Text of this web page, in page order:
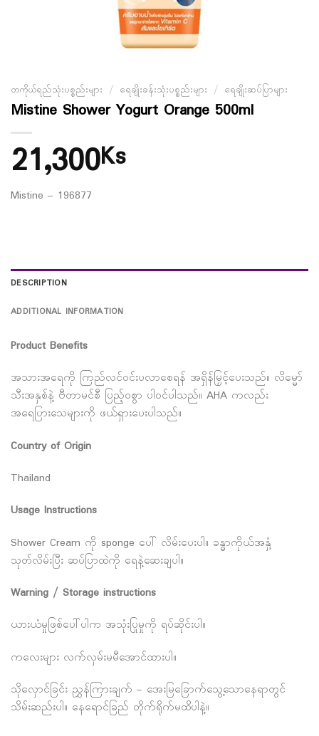
တကိုယ်ရည်သုံးပစ္စည်းများ / ရေချိုးခန်းသုံးပစ္စည်းများ / ရေချိုးဆပ်ပြာများ
Mistine Shower Yogurt Orange 500ml
21,300Ks
Mistine – 196877
DESCRIPTION
ADDITIONAL INFORMATION
Product Benefits
အသားအရေကို ကြည်လင်ဝင်းပလာစေရန် အရှိန်မြှင့်ပေးသည်။ လိမ္မော်
သီးအနှစ်နဲ့ ဗီတာမင်စီ ပြည့်ဝစွာ ပါဝင်ပါသည်။ AHA ကလည်း
အရေပြားသေများကို ဖယ်ရှားပေးပါသည်။
Country of Origin
Thailand
Usage Instructions
Shower Cream ကို sponge ပေါ် လိမ်းပေးပါ။ ခန္ဓာကိုယ်အနှံ့
သုတ်လိမ်းပြီး ဆပ်ပြာထဲကို ရေနဲ့ဆေးချပါ။
Warning / Storage instructions
ယားယံမှုဖြစ်ပေါ်ပါက အသုံးပြုမှုကို ရပ်ဆိုင်းပါ။
ကလေးများ လက်လှမ်းမမီအောင်ထားပါ။
သိုလှောင်ခြင်း ညွှန်ကြားချက် – အေးမြခြောက်သွေ့သောနေရာတွင်
သိမ်းဆည်းပါ။ နေရောင်ခြည် တိုက်ရိုက်မထိပါနဲ့။